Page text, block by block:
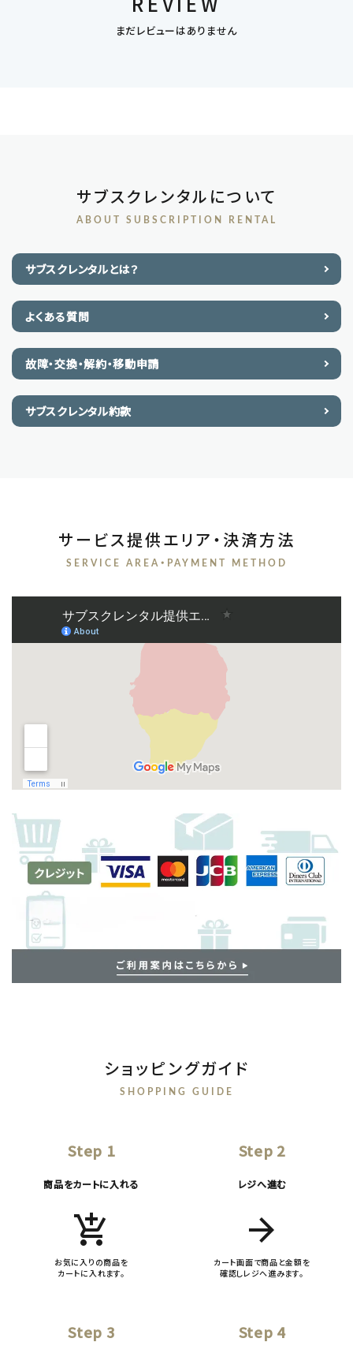
まだレビューはありません
サブスクレンタルについて
ABOUT SUBSCRIPTION RENTAL
サブスクレンタルとは？
よくある質問
故障・交換・解約・移動申請
サブスクレンタル約款
サービス提供エリア・決済方法
SERVICE AREA・PAYMENT METHOD
ショッピングガイド
SHOPPING GUIDE
Step 1
商品をカートに入れる
add_shopping_cart
お気に入りの商品を
カートに入れます。
Step 2
レジへ進む
arrow_forward
カート画面で商品と金額を
確認しレジへ進みます。
Step 3 Step 4